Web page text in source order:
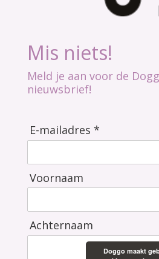
Mis niets!
Meld je aan voor de
nieuwsbrief!
E-mailadres *
Voornaam
Achternaam
Doggo maakt